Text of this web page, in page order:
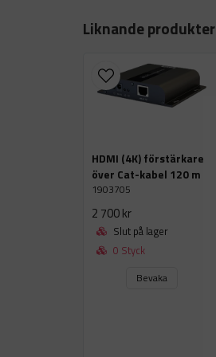
Liknande produkter
HDMI (4K) förstärkare
över Cat-kabel 120 m
1903705
2 700 kr
Slut på lager
0 Styck
Bevaka